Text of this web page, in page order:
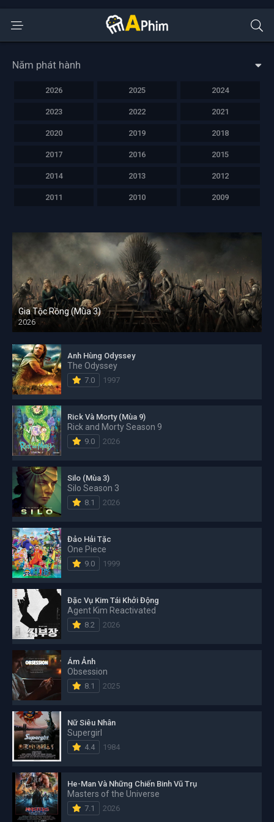
Năm phát hành
2026 2025 2024
2023 2022 2021
2020 2019 2018
2017 2016 2015
2014 2013 2012
2011 2010 2009
Gia Tộc Rồng (Mùa 3)
2026
Anh Hùng Odyssey
The Odyssey
7.0 1997
Rick Và Morty (Mùa 9)
Rick and Morty Season 9
9.0 2026
Silo (Mùa 3)
Silo Season 3
8.1 2026
Đảo Hải Tặc
One Piece
9.0 1999
Đặc Vụ Kim Tái Khởi Động
Agent Kim Reactivated
8.2 2026
Ám Ảnh
Obsession
8.1 2025
Nữ Siêu Nhân
Supergirl
4.4 1984
He-Man Và Những Chiến Binh Vũ Trụ
Masters of the Universe
7.1 2026